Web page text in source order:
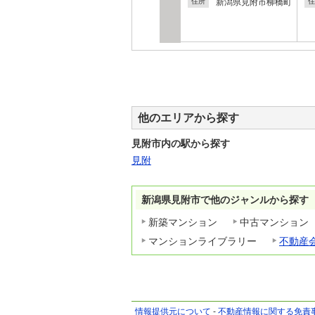
他のエリアから探す
見附市内の駅から探す
見附
新潟県見附市で他のジャンルから探す
新築マンション
中古マンション
マンションライブラリー
不動産
情報提供元について - 不動産情報に関する免責